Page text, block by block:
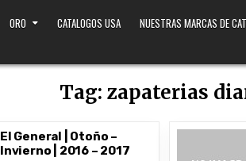
ORO CATALOGOS USA NUESTRAS MARCAS DE
Tag:zapaterias
El General | Otoño –
Invierno | 2016 – 2017